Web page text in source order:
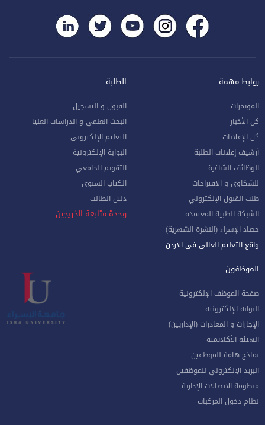
روابط مهمة
المؤتمرات
كل الأخبار
كل الإعلانات
أرشيف إعلانات الطلبة
الوظائف الشاغرة
للشكاوي و الاقتراحات
طلب القبول الإلكتروني
الشبكة الطبية المعتمدة
حصاد الإسراء (النشرة الشهرية)
واقع التعليم العالي في الأردن
الطلبة
القبول و التسجيل
البحث العلمي و الدراسات العليا
التعليم الإلكتروني
البوابة الإلكترونية
التقويم الجامعي
الكتاب السنوي
دليل الطالب
وحدة متابعة الخريجين
الموظفون
صفحة الموظف الإلكترونية
البوابة الإلكترونية
الإجازات و المغادرات (الإداريين)
الهيئة الأكاديمية
نماذج هامة للموظفين
البريد الإلكتروني للموظفين
منظومة الاتصالات الإدارية
نظام دخول المركبات